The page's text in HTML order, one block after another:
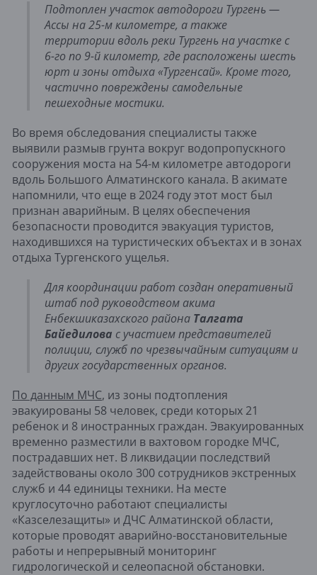
Подтоплен участок автодороги Тургень —
Ассы на 25-м километре, а также
территории вдоль реки Тургень на участке с
6-го по 9-й километр, где расположены шесть
юрт и зоны отдыха «Тургенсай». Кроме того,
частично повреждены самодельные
пешеходные мостики.
Во время обследования специалисты также
выявили размыв грунта вокруг водопропускного
сооружения моста на 54-м километре автодороги
вдоль Большого Алматинского канала. В акимате
напомнили, что еще в 2024 году этот мост был
признан аварийным. В целях обеспечения
безопасности проводится эвакуация туристов,
находившихся на туристических объектах и в зонах
отдыха Тургенского ущелья.
Для координации работ создан оперативный
штаб под руководством акима
Енбекшиказахского района Талгата
Байедилова с участием представителей
полиции, служб по чрезвычайным ситуациям и
других государственных органов.
По данным МЧС, из зоны подтопления
эвакуированы 58 человек, среди которых 21
ребенок и 8 иностранных граждан. Эвакуированных
временно разместили в вахтовом городке МЧС,
пострадавших нет. В ликвидации последствий
задействованы около 300 сотрудников экстренных
служб и 44 единицы техники. На месте
круглосуточно работают специалисты
«Казселезащиты» и ДЧС Алматинской области,
которые проводят аварийно-восстановительные
работы и непрерывный мониторинг
гидрологической и селеопасной обстановки.